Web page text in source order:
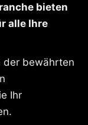
bieten
alle Ihre
der bewährten
Ihr